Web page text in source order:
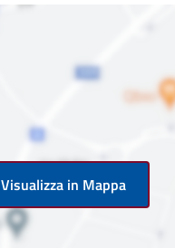
Visualizza in Mappa